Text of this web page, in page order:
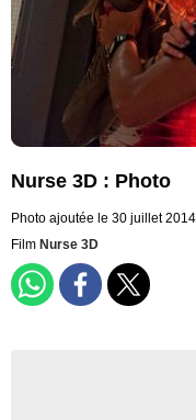
Nurse 3D : Photo
Photo ajoutée le 30 juillet 2014
Film Nurse 3D